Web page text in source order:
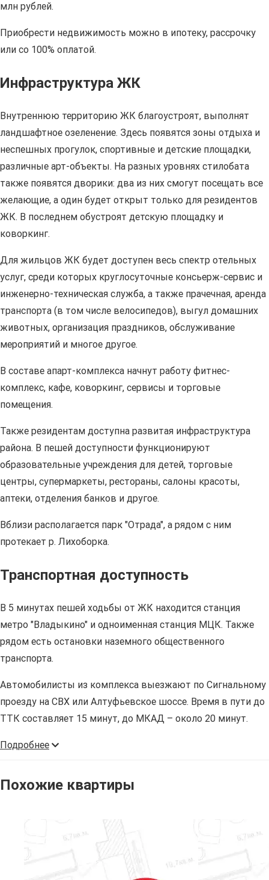
млн рублей.
Приобрести недвижимость можно в ипотеку, рассрочку
или со 100% оплатой.
Инфраструктура ЖК
Внутреннюю территорию ЖК благоустроят, выполнят
ландшафтное озеленение. Здесь появятся зоны отдыха и
неспешных прогулок, спортивные и детские площадки,
различные арт-объекты. На разных уровнях стилобата
также появятся дворики: два из них смогут посещать все
желающие, а один будет открыт только для резидентов
ЖК. В последнем обустроят детскую площадку и
коворкинг.
Для жильцов ЖК будет доступен весь спектр отельных
услуг, среди которых круглосуточные консьерж-сервис и
инженерно-техническая служба, а также прачечная, аренда
транспорта (в том числе велосипедов), выгул домашних
животных, организация праздников, обслуживание
мероприятий и многое другое.
В составе апарт-комплекса начнут работу фитнес-
комплекс, кафе, коворкинг, сервисы и торговые
помещения.
Также резидентам доступна развитая инфраструктура
района. В пешей доступности функционируют
образовательные учреждения для детей, торговые
центры, супермаркеты, рестораны, салоны красоты,
аптеки, отделения банков и другое.
Вблизи располагается парк "Отрада", а рядом с ним
протекает р. Лихоборка.
Транспортная доступность
В 5 минутах пешей ходьбы от ЖК находится станция
метро "Владыкино" и одноименная станция МЦК. Также
рядом есть остановки наземного общественного
транспорта.
Автомобилисты из комплекса выезжают по Сигнальному
проезду на СВХ или Алтуфьевское шоссе. Время в пути до
ТТК составляет 15 минут, до МКАД – около 20 минут.
Подробнее
Похожие квартиры